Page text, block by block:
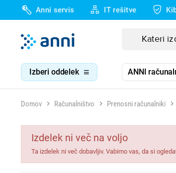
Anni servis IT rešitve
Izberi oddelek ANNI
Domov Računalništvo Prenosni računalniki
Izdelek ni več na voljo
Ta izdelek ni več dobavljiv. Vabimo vas, da si